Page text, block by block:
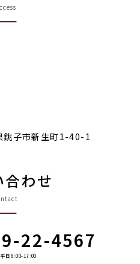
子市新生町1-40-1
合わせ
22-4567
日8:00-17:00